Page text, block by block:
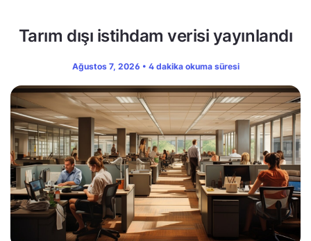
Tarım dışı istihdam verisi yayınlandı
Ağustos 7, 2026 • 4 dakika okuma süresi